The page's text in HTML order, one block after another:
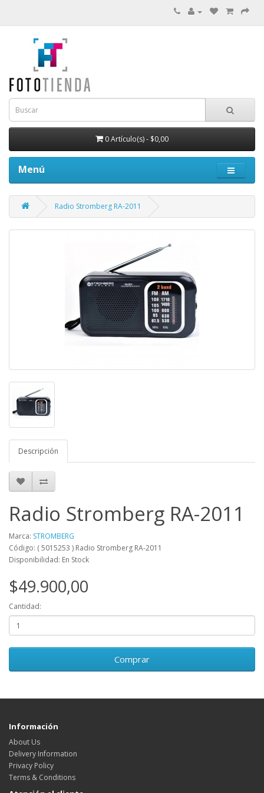
0 Artículo(s) - $0,00
Menú
Radio Stromberg RA-2011
Descripción
Radio Stromberg RA-2011
Marca: STROMBERG
Código: ( 5015253 ) Radio Stromberg RA-2011
Disponibilidad: En Stock
$49.900,00
Cantidad:
Comprar
Información
About Us
Delivery Information
Privacy Policy
Terms & Conditions